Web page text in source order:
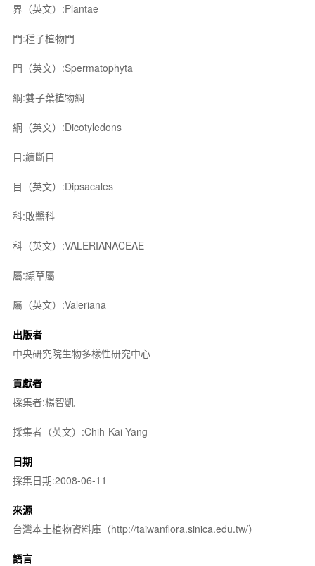
界（英文）:Plantae
門:種子植物門
門（英文）:Spermatophyta
綱:雙子葉植物綱
綱（英文）:Dicotyledons
目:續斷目
目（英文）:Dipsacales
科:敗醬科
科（英文）:VALERIANACEAE
屬:纈草屬
屬（英文）:Valeriana
出版者
中央研究院生物多樣性研究中心
貢獻者
採集者:楊智凱
採集者（英文）:Chih-Kai Yang
日期
採集日期:2008-06-11
來源
台灣本土植物資料庫（http://taiwanflora.sinica.edu.tw/）
語言